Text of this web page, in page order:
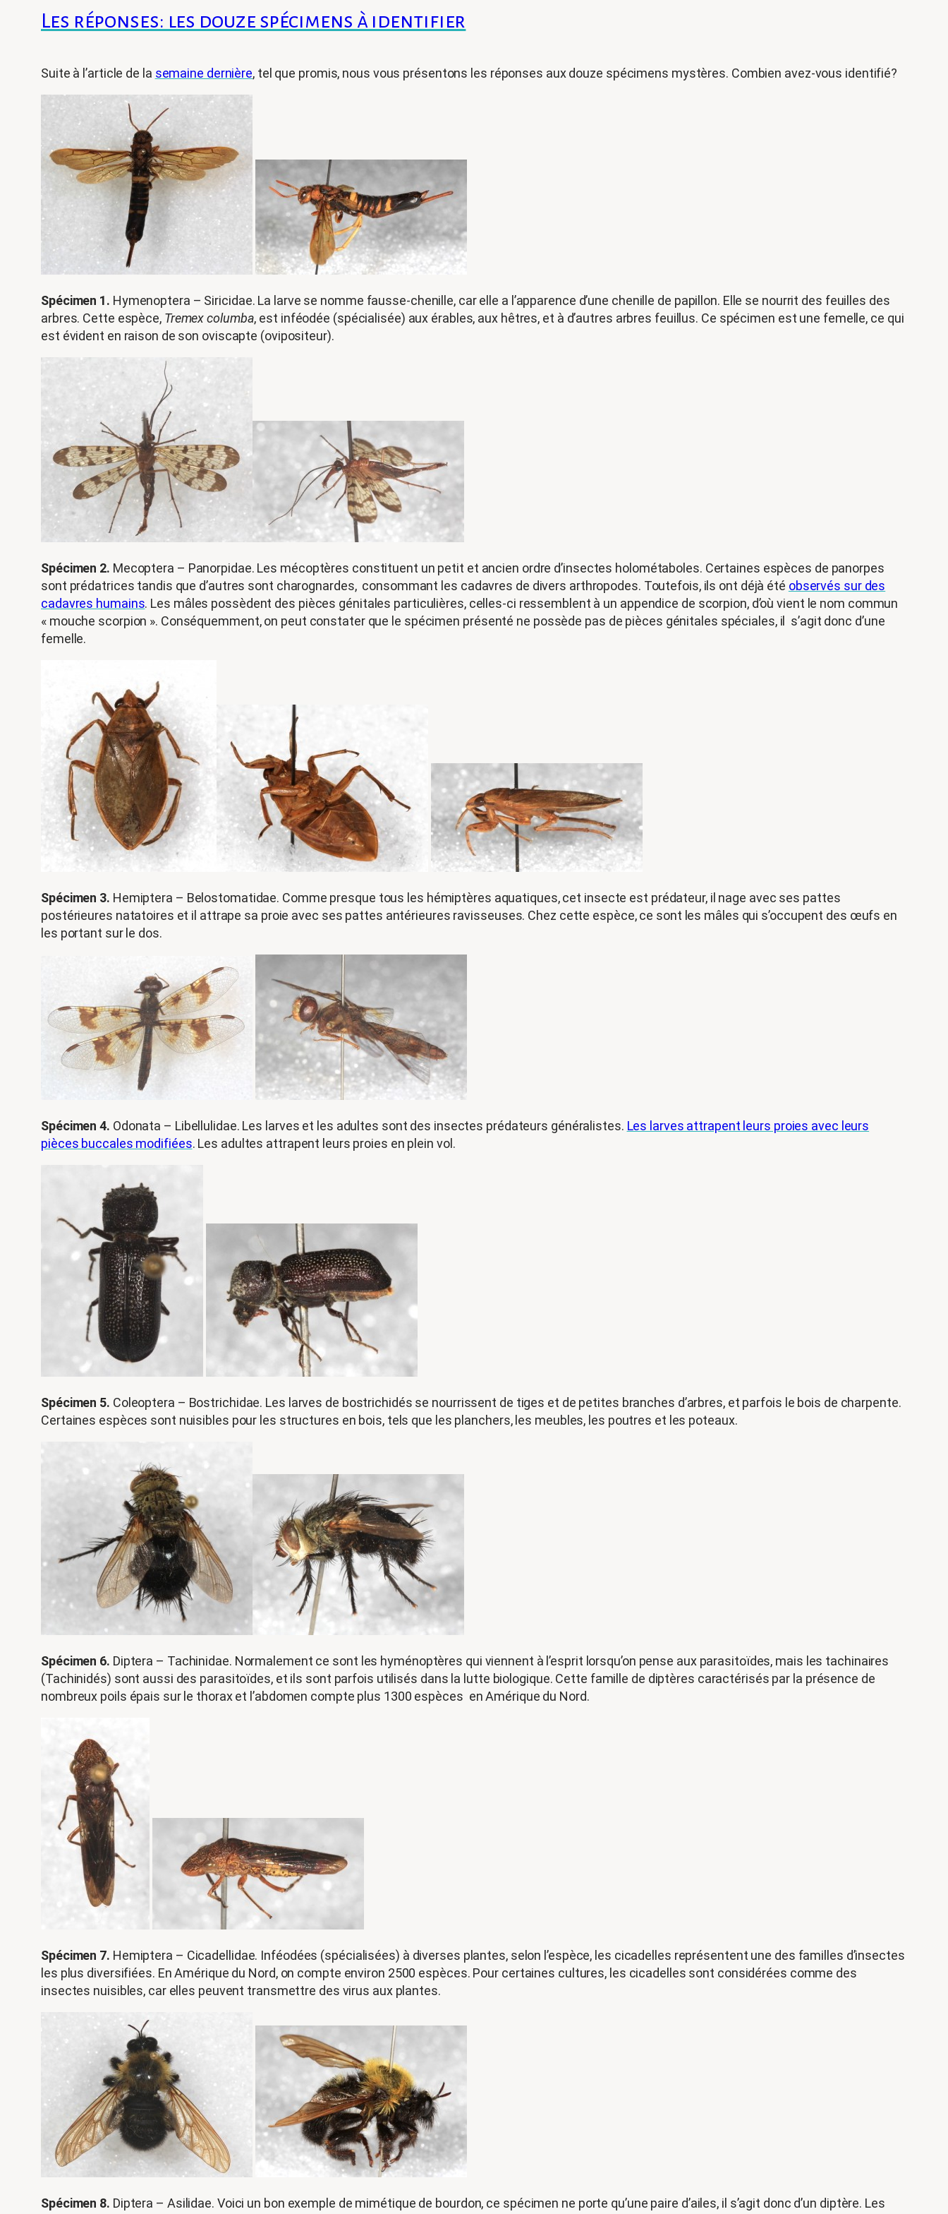
Les réponses: les douze spécimens à identifier
Suite à l’article de la semaine dernière, tel que promis, nous vous présentons les réponses aux douze spécimens mystères. Combien avez-vous identifié?
Spécimen 1. Hymenoptera – Siricidae. La larve se nomme fausse-chenille, car elle a l’apparence d’une chenille de papillon. Elle se nourrit des feuilles des
arbres. Cette espèce, Tremex columba, est inféodée (spécialisée) aux érables, aux hêtres, et à d’autres arbres feuillus. Ce spécimen est une femelle, ce qui
est évident en raison de son oviscapte (ovipositeur).
Spécimen 2. Mecoptera – Panorpidae. Les mécoptères constituent un petit et ancien ordre d’insectes holométaboles. Certaines espèces de panorpes
sont prédatrices tandis que d’autres sont charognardes, consommant les cadavres de divers arthropodes. Toutefois, ils ont déjà été observés sur des
cadavres humains. Les mâles possèdent des pièces génitales particulières, celles-ci ressemblent à un appendice de scorpion, d’où vient le nom commun
« mouche scorpion ». Conséquemment, on peut constater que le spécimen présenté ne possède pas de pièces génitales spéciales, il s’agit donc d’une
femelle.
Spécimen 3. Hemiptera – Belostomatidae. Comme presque tous les hémiptères aquatiques, cet insecte est prédateur, il nage avec ses pattes
postérieures natatoires et il attrape sa proie avec ses pattes antérieures ravisseuses. Chez cette espèce, ce sont les mâles qui s’occupent des œufs en
les portant sur le dos.
Spécimen 4. Odonata – Libellulidae. Les larves et les adultes sont des insectes prédateurs généralistes. Les larves attrapent leurs proies avec leurs
pièces buccales modifiées. Les adultes attrapent leurs proies en plein vol.
Spécimen 5. Coleoptera – Bostrichidae. Les larves de bostrichidés se nourrissent de tiges et de petites branches d’arbres, et parfois le bois de charpente.
Certaines espèces sont nuisibles pour les structures en bois, tels que les planchers, les meubles, les poutres et les poteaux.
Spécimen 6. Diptera – Tachinidae. Normalement ce sont les hyménoptères qui viennent à l’esprit lorsqu’on pense aux parasitoïdes, mais les tachinaires
(Tachinidés) sont aussi des parasitoïdes, et ils sont parfois utilisés dans la lutte biologique. Cette famille de diptères caractérisés par la présence de
nombreux poils épais sur le thorax et l’abdomen compte plus 1300 espèces en Amérique du Nord.
Spécimen 7. Hemiptera – Cicadellidae. Inféodées (spécialisées) à diverses plantes, selon l’espèce, les cicadelles représentent une des familles d’insectes
les plus diversifiées. En Amérique du Nord, on compte environ 2500 espèces. Pour certaines cultures, les cicadelles sont considérées comme des
insectes nuisibles, car elles peuvent transmettre des virus aux plantes.
Spécimen 8. Diptera – Asilidae. Voici un bon exemple de mimétique de bourdon, ce spécimen ne porte qu’une paire d’ailes, il s’agit donc d’un diptère. Les